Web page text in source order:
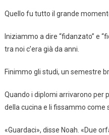
Quello fu tutto il grande
Iniziammo a dire “fidanzato” e
tra noi c’era già da anni.
Finimmo gli studi, un semestre
Quando i diplomi arrivarono per
della cucina e li fissammo come
«Guardaci», disse Noah. «Due